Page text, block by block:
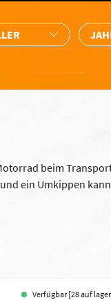
beim
ein Umkippen
Verfügbar [28 auf